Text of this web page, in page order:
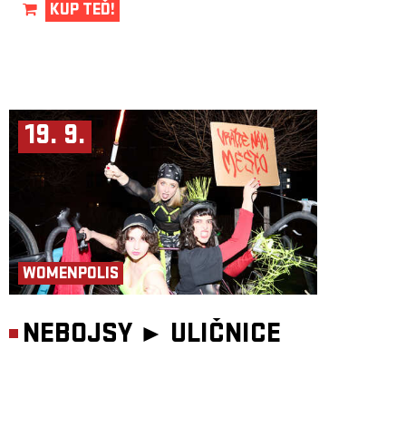
KUP TEĎ!
19. 9.
WOMENPOLIS
NEBOJSY ► ULIČNICE